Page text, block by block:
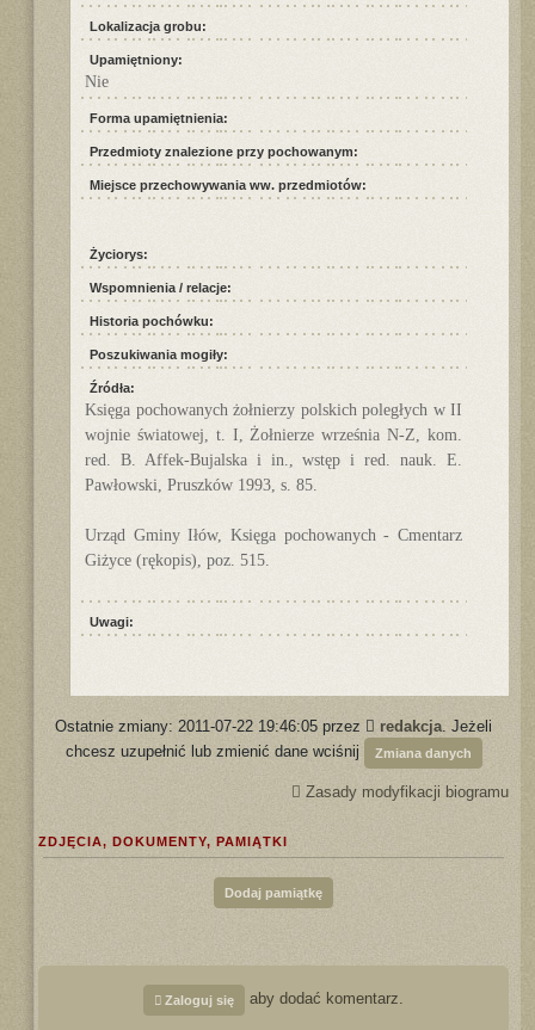
Lokalizacja grobu:
Upamiętniony:
Nie
Forma upamiętnienia:
Przedmioty znalezione przy pochowanym:
Miejsce przechowywania ww. przedmiotów:
Życiorys:
Wspomnienia / relacje:
Historia pochówku:
Poszukiwania mogiły:
Źródła:
Księga pochowanych żołnierzy polskich poległych w II
wojnie światowej, t. I, Żołnierze września N-Z, kom.
red. B. Affek-Bujalska i in., wstęp i red. nauk. E.
Pawłowski, Pruszków 1993, s. 85.
Urząd Gminy Iłów, Księga pochowanych - Cmentarz
Giżyce (rękopis), poz. 515.
Uwagi:
Ostatnie zmiany: 2011-07-22 19:46:05 przez redakcja. Jeżeli
chcesz uzupełnić lub zmienić dane wciśnij
Zmiana danych
Zasady modyfikacji biogramu
ZDJĘCIA, DOKUMENTY, PAMIĄTKI
Dodaj pamiątkę
Zaloguj się aby dodać komentarz.